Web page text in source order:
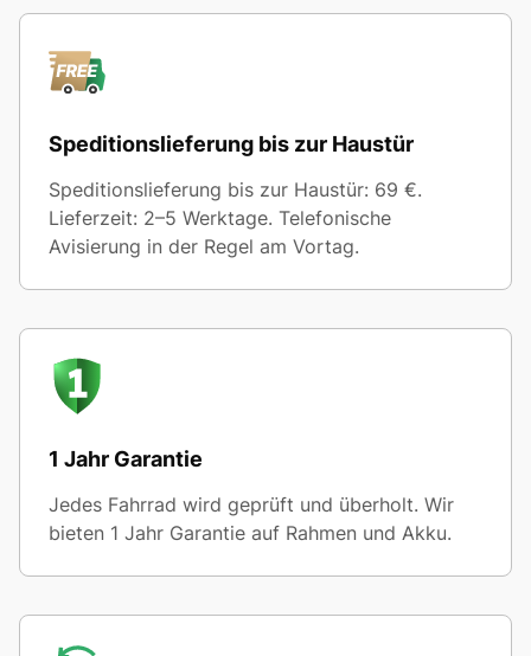
Speditionslieferung bis zur Haustür
Speditionslieferung bis zur Haustür: 69 €.
Lieferzeit: 2–5 Werktage. Telefonische
Avisierung in der Regel am Vortag.
1 Jahr Garantie
Jedes Fahrrad wird geprüft und überholt. Wir
bieten 1 Jahr Garantie auf Rahmen und Akku.